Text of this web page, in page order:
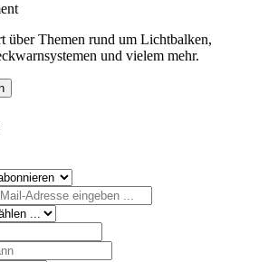
über Themen rund um Lichtbalken,
und vielem mehr.